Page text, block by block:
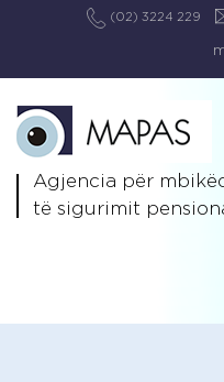
(02) 3224 229
Agjencia për
të sigurimit